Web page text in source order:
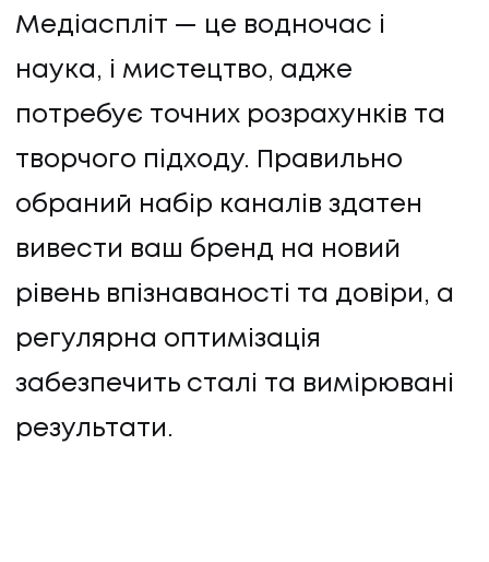
Медіаспліт — це водночас і
наука, і мистецтво, адже
потребує точних розрахунків та
творчого підходу. Правильно
обраний набір каналів здатен
вивести ваш бренд на новий
рівень впізнаваності та довіри, а
регулярна оптимізація
забезпечить сталі та вимірювані
результати.
UA EN
UA EN